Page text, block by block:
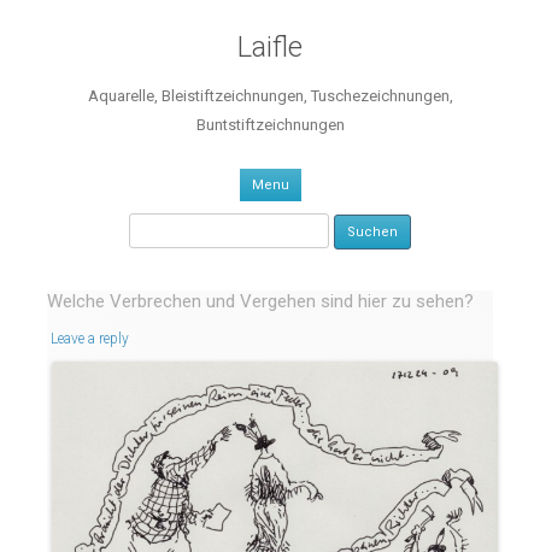
Laifle
Aquarelle, Bleistiftzeichnungen, Tuschezeichnungen,
Buntstiftzeichnungen
Menu
Suchen nach:
Welche Verbrechen und Vergehen sind hier zu sehen?
Leave a reply